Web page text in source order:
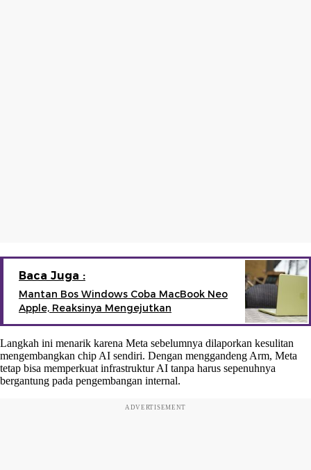
Baca Juga :
Mantan Bos Windows Coba MacBook Neo
Apple, Reaksinya Mengejutkan
Langkah ini menarik karena Meta sebelumnya dilaporkan kesulitan
mengembangkan chip AI sendiri. Dengan menggandeng Arm, Meta
tetap bisa memperkuat infrastruktur AI tanpa harus sepenuhnya
bergantung pada pengembangan internal.
ADVERTISEMENT